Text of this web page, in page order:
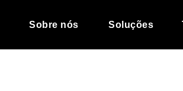
Sobre nós Soluções